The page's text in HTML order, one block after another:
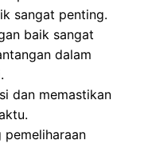
sangat penting.
baik sangat
dalam
dan memastikan